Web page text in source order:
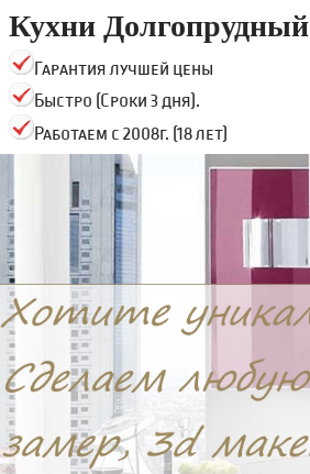
Кухни Долгопрудный
Гарантия лучшей цены
Быстро (Сроки 3 дня).
Работаем с 2008г. (18 лет)